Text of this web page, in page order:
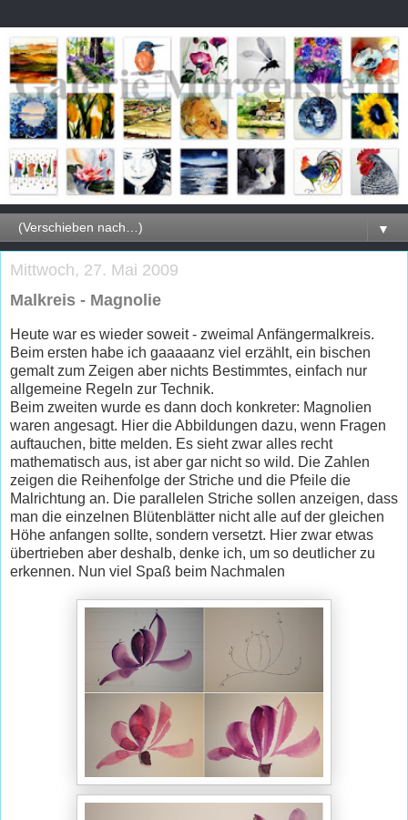
▼
Mittwoch, 27. Mai 2009
Malkreis - Magnolie
Heute war es wieder soweit - zweimal Anfängermalkreis.
Beim ersten habe ich gaaaaanz viel erzählt, ein bischen
gemalt zum Zeigen aber nichts Bestimmtes, einfach nur
allgemeine Regeln zur Technik.
Beim zweiten wurde es dann doch konkreter: Magnolien
waren angesagt. Hier die Abbildungen dazu, wenn Fragen
auftauchen, bitte melden. Es sieht zwar alles recht
mathematisch aus, ist aber gar nicht so wild. Die Zahlen
zeigen die Reihenfolge der Striche und die Pfeile die
Malrichtung an. Die parallelen Striche sollen anzeigen, dass
man die einzelnen Blütenblätter nicht alle auf der gleichen
Höhe anfangen sollte, sondern versetzt. Hier zwar etwas
übertrieben aber deshalb, denke ich, um so deutlicher zu
erkennen. Nun viel Spaß beim Nachmalen